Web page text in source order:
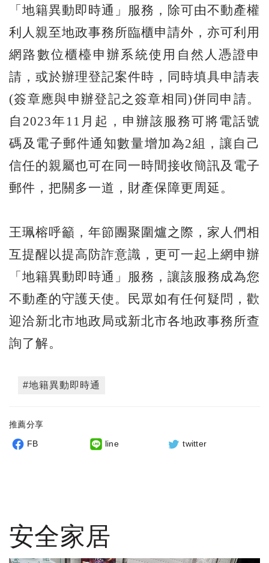
「地籍異動即時通」服務，除可由不動產權
利人親至地政事務所臨櫃申請外，亦可利用
網路數位櫃檯申辦系統使用自然人憑證申
請，或於辦理登記案件時，同時填具申請表
(簽章應與申辦登記之簽章相同)併同申請。
自2023年11月起，申辦該服務可將電話號
碼及電子郵件通知數量增加為2組，讓自己
信任的親屬也可在同一時間接收簡訊及電子
郵件，把關多一道，財產保障更周延。
王珮榕呼籲，年節團聚圍爐之際，家人們相
互提醒以提高防詐意識，更可一起上網申辦
「地籍異動即時通」服務，讓該服務成為您
不動產的守護天使。民眾如有任何疑問，歡
迎洽新北市地政局或新北市各地政事務所查
詢了解。
#地籍異動即時通
推薦分享
FB line twitter
安全家居